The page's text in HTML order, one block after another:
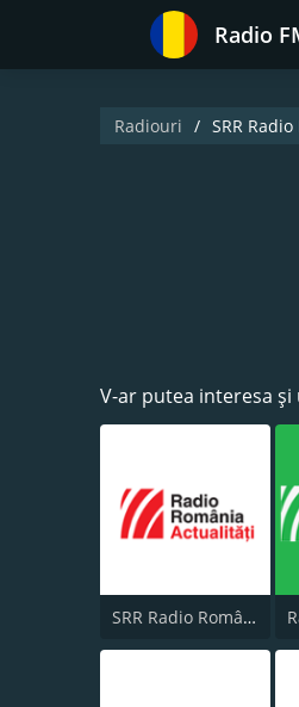
Radio
Radiouri SRR Radio
V-ar putea interesa
SRR Radio România Actualităţi